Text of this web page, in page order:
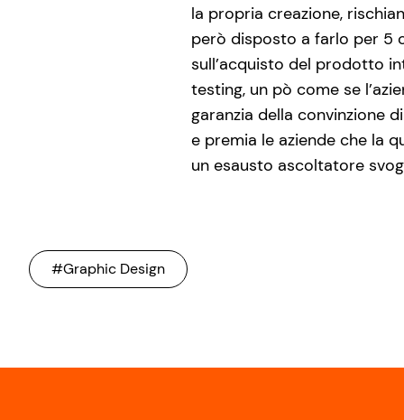
la propria creazione,
però disposto a farlo per 5
sull’acquisto del prodotto
testing, un pò come se
garanzia della convinzione
e premia le aziende che la
un esausto ascoltatore
#Graphic Design